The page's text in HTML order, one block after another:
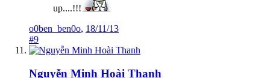
up....!!!
o0ben_ben0o, 18/11/13
#9
Nguyễn Minh Hoài Thanh